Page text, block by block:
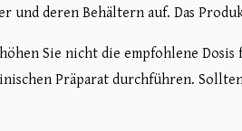
und deren Behältern auf. Das
Sie nicht die empfohlene
Präparat durchführen.